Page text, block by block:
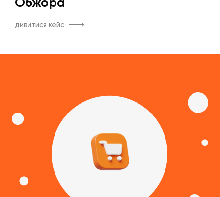
дивитися кейс